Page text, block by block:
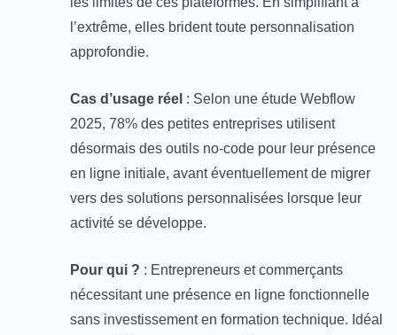
l’extrême, elles brident toute personnalisation
approfondie.
Cas d’usage réel : Selon une étude Webflow
2025, 78% des petites entreprises utilisent
désormais des outils no-code pour leur présence
en ligne initiale, avant éventuellement de migrer
vers des solutions personnalisées lorsque leur
activité se développe.
Pour qui ? : Entrepreneurs et commerçants
nécessitant une présence en ligne fonctionnelle
sans investissement en formation technique. Idéal